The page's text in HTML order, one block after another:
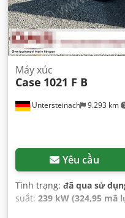
Untersteinach 9.293 km
Máy xúc
Case 1021 F B
Yêu cầu
Tình trạng: đã qua sử
suất: 239 kW (324,95 mã